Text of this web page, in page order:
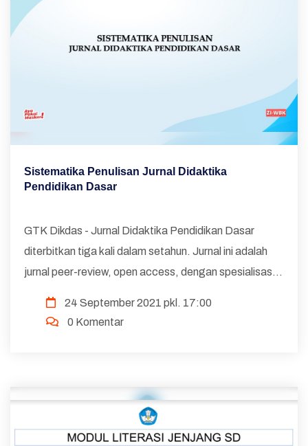
Sistematika Penulisan Jurnal Didaktika
Pendidikan Dasar
GTK Dikdas - Jurnal Didaktika Pendidikan Dasar
diterbitkan tiga kali dalam setahun. Jurnal ini adalah
jurnal peer-review, open access, dengan spesialisasi
24 September 2021 pkl. 17:00
0 Komentar